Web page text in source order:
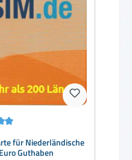
für Niederländische
Guthaben